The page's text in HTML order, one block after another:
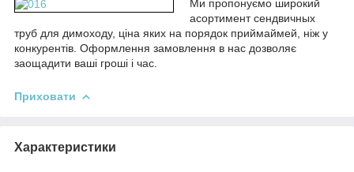
Ми пропонуємо широкий
асортимент сендвичных
труб для димоходу, ціна яких на порядок приймаймей, ніж у
конкурентів. Оформлення замовлення в нас дозволяє
заощадити ваші гроші і час.
Приховати
Характеристики